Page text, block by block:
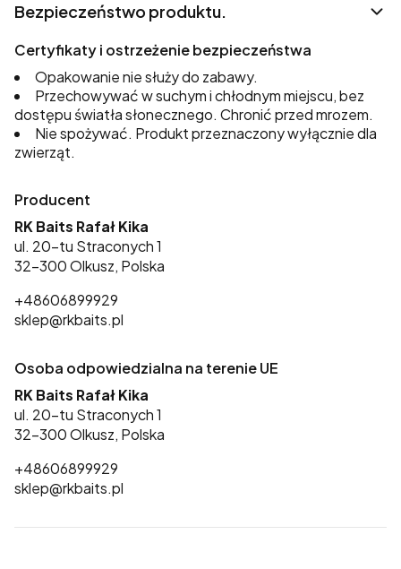
Bezpieczeństwo produktu.
Certyfikaty i ostrzeżenie bezpieczeństwa
Opakowanie nie służy do zabawy.
Przechowywać w suchym i chłodnym miejscu, bez
dostępu światła słonecznego. Chronić przed mrozem.
Nie spożywać. Produkt przeznaczony wyłącznie dla
zwierząt.
Producent
RK Baits Rafał Kika
ul. 20-tu Straconych 1
32-300 Olkusz, Polska
+48606899929
sklep@rkbaits.pl
Osoba odpowiedzialna na terenie UE
RK Baits Rafał Kika
ul. 20-tu Straconych 1
32-300 Olkusz, Polska
+48606899929
sklep@rkbaits.pl